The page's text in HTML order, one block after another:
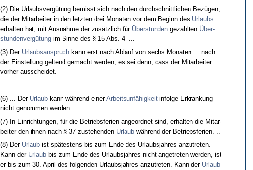
(2) Die Ur­laubs­vergütung be­misst sich nach den durch­schnitt­li­chen Bezügen,
die der Mit­ar­bei­ter in den letz­ten drei Mo­na­ten vor dem Be­ginn des Ur­laubs
er­hal­ten hat, mit Aus­nah­me der zusätz­lich für Über­stun­denge­zahl­ten Über­
stun­den­vergütungim Sin­ne des § 15 Abs. 4. ...
(3) Der Ur­laubs­an­spruchkann erst nach Ab­lauf von sechs Mo­na­ten ... nach
der Ein­stel­lung gel­tend ge­macht wer­den, es sei denn, dass der Mit­ar­bei­ter
vor­her aus­schei­det.
...
(6) ... Der Ur­laubkann während ei­nerAr­beits­unfähig­keitin­fol­ge Er­kran­kung
nicht ge­nom­men wer­den. ...
(7) In Ein­rich­tun­gen, für die Be­triebs­fe­ri­en an­ge­ord­net sind, er­hal­ten die Mit­ar­
bei­ter den ih­nen nach § 37 zu­ste­hen­den Ur­laubwährend der Be­triebs­fe­ri­en. ...
(8) Der Ur­laubist spätes­tens bis zum En­de des Ur­laubs­jah­res an­zu­tre­ten.
Kann der Ur­laubbis zum En­de des Ur­laubs­jah­res nicht an­ge­tre­ten wer­den, ist
er bis zum 30. April des fol­gen­den Ur­laubs­jah­res an­zu­tre­ten. Kann der Ur­laub